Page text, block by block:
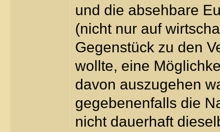
und die absehbare
(nicht nur auf
Gegenstück zu den
wollte, eine
davon auszugehen
gegebenenfalls die
nicht dauerhaft